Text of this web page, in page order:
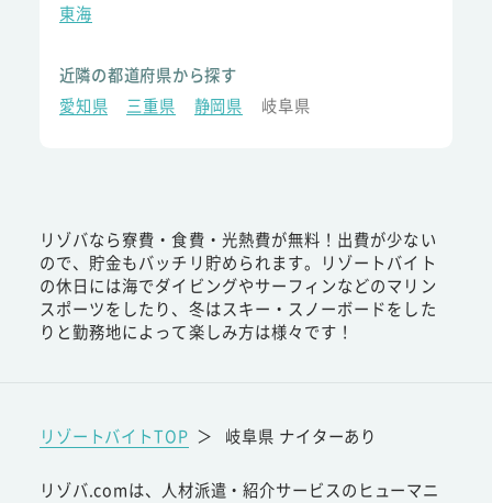
東海
近隣の都道府県から探す
愛知県
三重県 静岡県 岐阜県
リゾバなら寮費・食費・光熱費が無料！出費が少ない
ので、貯金もバッチリ貯められます。リゾートバイト
の休日には海でダイビングやサーフィンなどのマリン
スポーツをしたり、冬はスキー・スノーボードをした
りと勤務地によって楽しみ方は様々です！
リゾートバイトTOP ＞ 岐阜県 ナイターあり
リゾバ.comは、人材派遣・紹介サービスのヒューマニ